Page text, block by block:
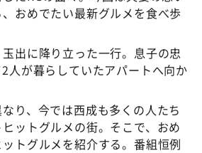
おめでたい最新グルメを食べ歩
出に降り立った一行。息子の忠
人が暮らしていたアパートへ向か
り、今では西成も多くの人たち
ットグルメの街。そこで、おめ
トグルメを紹介する。番組恒例